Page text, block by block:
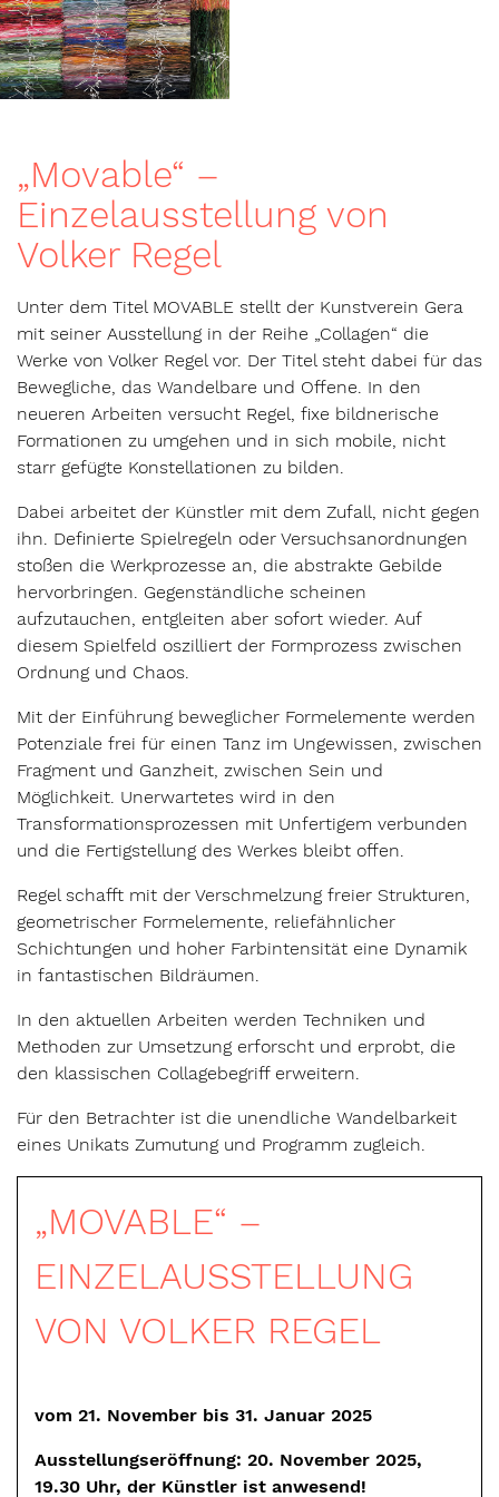
„Movable“ –
Einzelausstellung von
Volker Regel
Unter dem Titel MOVABLE stellt der Kunstverein Gera
mit seiner Ausstellung in der Reihe „Collagen“ die
Werke von Volker Regel vor. Der Titel steht dabei für das
Bewegliche, das Wandelbare und Offene. In den
neueren Arbeiten versucht Regel, fixe bildnerische
Formationen zu umgehen und in sich mobile, nicht
starr gefügte Konstellationen zu bilden.
Dabei arbeitet der Künstler mit dem Zufall, nicht gegen
ihn. Definierte Spielregeln oder Versuchsanordnungen
stoßen die Werkprozesse an, die abstrakte Gebilde
hervorbringen. Gegenständliche scheinen
aufzutauchen, entgleiten aber sofort wieder. Auf
diesem Spielfeld oszilliert der Formprozess zwischen
Ordnung und Chaos.
Mit der Einführung beweglicher Formelemente werden
Potenziale frei für einen Tanz im Ungewissen, zwischen
Fragment und Ganzheit, zwischen Sein und
Möglichkeit. Unerwartetes wird in den
Transformationsprozessen mit Unfertigem verbunden
und die Fertigstellung des Werkes bleibt offen.
Regel schafft mit der Verschmelzung freier Strukturen,
geometrischer Formelemente, reliefähnlicher
Schichtungen und hoher Farbintensität eine Dynamik
in fantastischen Bildräumen.
In den aktuellen Arbeiten werden Techniken und
Methoden zur Umsetzung erforscht und erprobt, die
den klassischen Collagebegriff erweitern.
Für den Betrachter ist die unendliche Wandelbarkeit
eines Unikats Zumutung und Programm zugleich.
„MOVABLE“ –
EINZELAUSSTELLUNG
VON VOLKER REGEL
vom 21. November bis 31. Januar 2025
Ausstellungseröffnung: 20. November 2025,
19.30 Uhr, der Künstler ist anwesend!